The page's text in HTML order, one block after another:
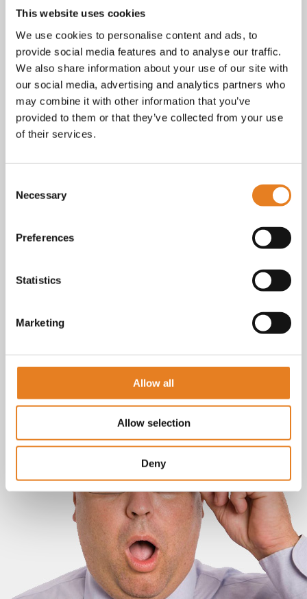
This website uses cookies
We use cookies to personalise content and ads, to
provide social media features and to analyse our traffic.
We also share information about your use of our site with
our social media, advertising and analytics partners who
may combine it with other information that you’ve
provided to them or that they’ve collected from your use
of their services.
Selection
Necessary
Preferences
Statistics
Marketing
Allow all
Allow selection
Deny
Instagram
E-mail
Telefoon / whatsapp: +31 6 23227983
Bekijk onzeAlgemene voorwaarden . KvK nr.: 18068338.
Lees ook onze
cookie
policy als je benieuwd